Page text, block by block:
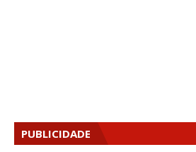
PUBLICIDADE